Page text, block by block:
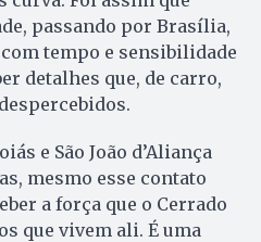
passando por Brasília,
tempo e sensibilidade
detalhes que, de carro,
e São João d’Aliança
mesmo esse contato
a força que o Cerrado
que vivem ali. É uma